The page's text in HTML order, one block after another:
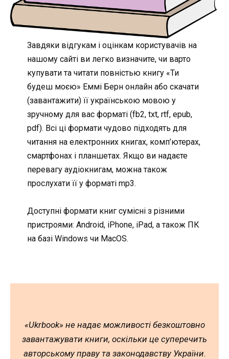
Завдяки відгукам і оцінкам користувачів на
нашому сайті ви легко визначите, чи варто
купувати та читати повністью книгу «Ти
будеш моєю» Еммі Берн онлайн або скачати
(завантажити) її українською мовою у
зручному для вас форматі (fb2, txt, rtf, epub,
pdf). Всі ці формати чудово підходять для
читання на електронних книгах, комп’ютерах,
смартфонах і планшетах. Якщо ви надаєте
перевагу аудіокнигам, можна також
прослухати її у форматі mp3.
Доступні формати книг сумісні з різними
пристроями: Android, iPhone, iPad, а також ПК
на базі Windows чи MacOS.
«Ukrbook» не надає можливості безкоштовно
завантажувати книги, оскільки це суперечить
авторському праву та законодавству України.